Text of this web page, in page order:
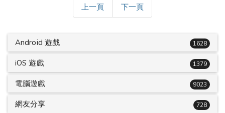
上一頁 下一頁
Android 遊戲 1628
iOS 遊戲 1379
電腦遊戲 9023
網友分享 728